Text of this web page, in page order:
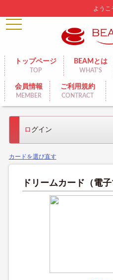
toggle
navigation
トップページ
TOP
BEAMとは
WHAT'S
会員情報
MEMBER
ご利用規約
CONTRACT
ようこ
ログイン
カードを選び直す
ドリームカード（電子